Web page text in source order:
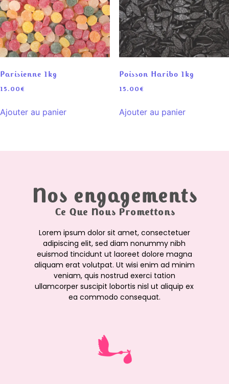
Parisienne 1kg
15.00€
Ajouter au panier
Poisson Haribo 1kg
15.00€
Ajouter au panier
Nos engagements
Ce Que Nous Promettons
Lorem ipsum dolor sit amet, consectetuer
adipiscing elit, sed diam nonummy nibh
euismod tincidunt ut laoreet dolore magna
aliquam erat volutpat. Ut wisi enim ad minim
veniam, quis nostrud exerci tation
ullamcorper suscipit lobortis nisl ut aliquip ex
ea commodo consequat.